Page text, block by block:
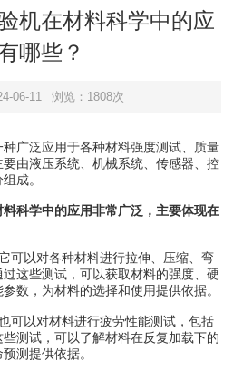
机在材料科学中的应
哪些？
06-11 浏览：1808次
种广泛应用于各种材料强度测试、质量
由液压系统、机械系统、传感器、控
成。
科学中的应用非常广泛，主要体现在
以对各种材料进行拉伸、压缩、弯
这些测试，可以获取材料的强度、硬
数，为材料的选择和使用提供依据。
以对材料进行疲劳性能测试，包括
测试，可以了解材料在反复加载下的
测提供依据。